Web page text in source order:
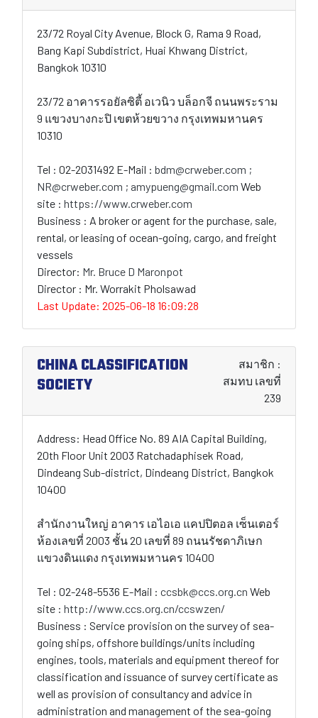
23/72 Royal City Avenue, Block G, Rama 9 Road,
Bang Kapi Subdistrict, Huai Khwang District,
Bangkok 10310
23/72 อาคารรอยัลซิตี้ อเวนิว บล็อกจี ถนนพระราม
9 แขวงบางกะปิ เขตห้วยขวาง กรุงเทพมหานคร
10310
Tel : 02-2031492 E-Mail : bdm@crweber.com ;
NR@crweber.com ; amypueng@gmail.com Web
site : https://www.crweber.com
Business : A broker or agent for the purchase, sale,
rental, or leasing of ocean-going, cargo, and freight
vessels
Director: Mr. Bruce D Maronpot
Director : Mr. Worrakit Pholsawad
Last Update: 2025-06-18 16:09:28
CHINA CLASSIFICATION
SOCIETY
สมาชิก :
สมทบ เลขที่
239
Address: Head Office No. 89 AIA Capital Building,
20th Floor Unit 2003 Ratchadaphisek Road,
Dindeang Sub-district, Dindeang District, Bangkok
10400
สำนักงานใหญ่ อาคาร เอไอเอ แคปปิตอล เซ็นเตอร์
ห้องเลขที่ 2003 ชั้น 20 เลขที่ 89 ถนนรัชดาภิเษก
แขวงดินแดง กรุงเทพมหานคร 10400
Tel : 02-248-5536 E-Mail : ccsbk@ccs.org.cn Web
site : http://www.ccs.org.cn/ccswzen/
Business : Service provision on the survey of sea-
going ships, offshore buildings/units including
engines, tools, materials and equipment thereof for
classification and issuance of survey certificate as
well as provision of consultancy and advice in
administration and management of the sea-going